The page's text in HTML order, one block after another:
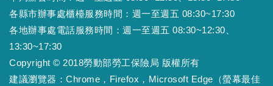
各縣市辦事處櫃檯服務時間：週一至週五 08:30~17:30
各地辦事處電話服務時間：週一至週五 08:30~12:30、
13:30~17:30
Copyright © 2018勞動部勞工保險局 版權所有
建議瀏覽器：Chrome，Firefox，Microsoft Edge（螢幕最佳